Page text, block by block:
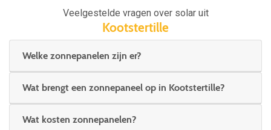
Veelgestelde vragen over solar uit
Kootstertille
Welke zonnepanelen zijn er?
Wat brengt een zonnepaneel op in Kootstertille?
Wat kosten zonnepanelen?